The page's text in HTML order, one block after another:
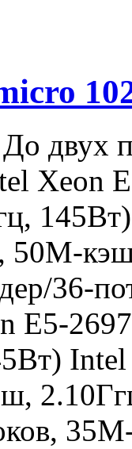
двух
Xeon
50M-
36-
E5-